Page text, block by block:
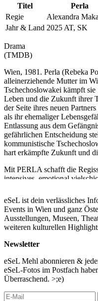
Titel
Perla
Regie
Alexandra
Jahr & Land 2025 AT, SK
Drama
(TMDB)
Wien, 1981. Perla (Rebeka
alleinerziehende Mutter im
Tschechoslowakei kämpft
Leben und die Zukunft ihrer
der Seite ihres neuen
als ihr ehemaliger
Entlassung aus dem
gefährlichen Entscheidung
kommunistische
hart erkämpfte Zukunft und
Mit PERLA schafft die
intensives, emotional
1980er Jahre weit über eine
“Auf den ersten Blick erzählt
von ihrer Vergangenheit
sie sich dieser nicht nur
angezogen.” - DIAGONALE
Bei der Diagonale wurde
geehrt, sowie ausgezeichnet
Beste Szenenbild.
...Mehr lesen
eSeL ist dein verlässliches
Events in Wien und ganz
Ausstellungen, Museen,
weiteren kulturellen
Newsletter
eSeL Mehl abonnieren &
eSeL-Fotos im Postfach
Überraschend. >;e)